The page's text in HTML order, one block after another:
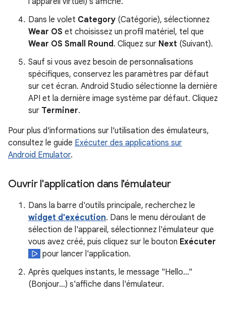
Dans le volet Category (Catégorie), sélectionnez
Wear OS et choisissez un profil matériel, tel que
Wear OS Small Round. Cliquez sur Next (Suivant).
Sauf si vous avez besoin de personnalisations
spécifiques, conservez les paramètres par défaut
sur cet écran. Android Studio sélectionne la dernière
API et la dernière image système par défaut. Cliquez
sur Terminer.
Pour plus d'informations sur l'utilisation des émulateurs,
consultez le guide Exécuter des applications sur
Android Emulator.
Ouvrir l'application dans l'émulateur
Dans la barre d'outils principale, recherchez le
widget d'exécution. Dans le menu déroulant de
sélection de l'appareil, sélectionnez l'émulateur que
vous avez créé, puis cliquez sur le bouton Exécuter
pour lancer l'application.
Après quelques instants, le message "Hello…"
(Bonjour…) s'affiche dans l'émulateur.